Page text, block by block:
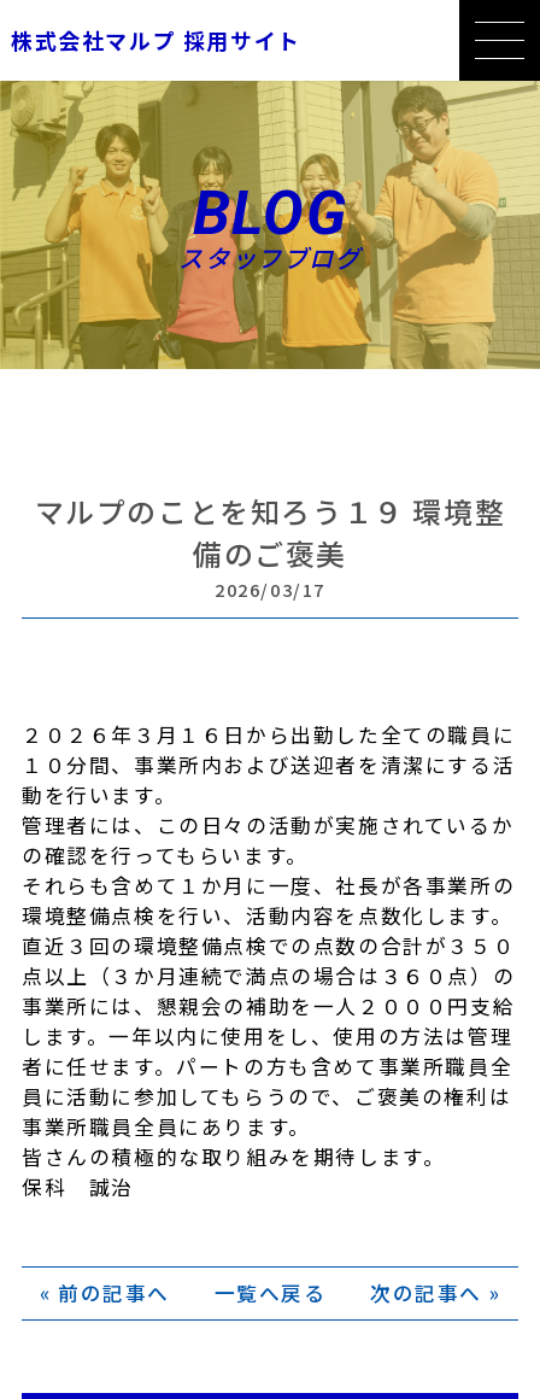
株式会社マルプ 採用サイト
BLOG
スタッフブログ
マルプのことを知ろう１９ 環境整
備のご褒美
2026/03/17
２０２６年３月１６日から出勤した全ての職員に
１０分間、事業所内および送迎者を清潔にする活
動を行います。
管理者には、この日々の活動が実施されているか
の確認を行ってもらいます。
それらも含めて１か月に一度、社長が各事業所の
環境整備点検を行い、活動内容を点数化します。
直近３回の環境整備点検での点数の合計が３５０
点以上（３か月連続で満点の場合は３６０点）の
事業所には、懇親会の補助を一人２０００円支給
します。一年以内に使用をし、使用の方法は管理
者に任せます。パートの方も含めて事業所職員全
員に活動に参加してもらうので、ご褒美の権利は
事業所職員全員にあります。
皆さんの積極的な取り組みを期待します。
保科 誠治
« 前の記事へ 一覧へ戻る 次の記事へ »